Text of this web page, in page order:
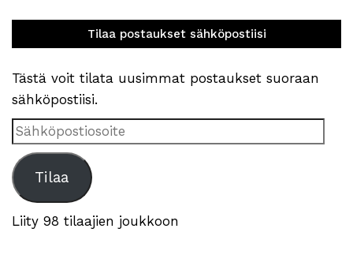
Tilaa postaukset sähköpostiisi
Tästä voit tilata uusimmat postaukset suoraan
sähköpostiisi.
Sähköpostiosoite
Tilaa
Liity 98 tilaajien joukkoon